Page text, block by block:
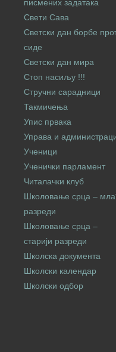
писмених задатака
Свети Сава
Светски дан борбе
сиде
Светски дан мира
Стоп насиљу !!!
Стручни сарадници
Такмичења
Упис првака
Управа и
Ученици
Ученички парламент
Читалачки клуб
Школовање срца –
разреди
Школовање срца –
старији разреди
Школска документа
Школски календар
Школски одбор